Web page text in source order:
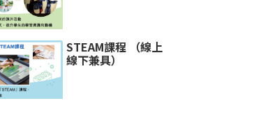
STEAM課程 （線上
線下兼具）